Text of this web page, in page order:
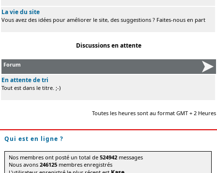
La vie du site
Vous avez des idées pour améliorer le site, des suggestions ? Faites-nous en part
Discussions en attente
Forum
En attente de tri
Tout est dans le titre. ;-)
Toutes les heures sont au format GMT + 2 Heures
Qui est en ligne ?
Nos membres ont posté un total de524942 messages
Nous avons246125 membres enregistrés